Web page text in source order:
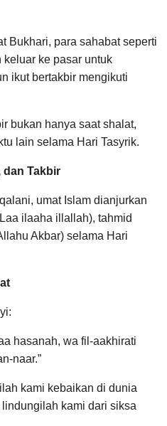
Bukhari, para sahabat seperti
keluar ke pasar untuk
ikut bertakbir mengikuti
bukan hanya saat shalat,
lain selama Hari Tasyrik.
dan Takbir
umat Islam dianjurkan
ilaaha illallah), tahmid
Akbar) selama Hari
hasanah, wa fil-aakhirati
naar.”
kami kebaikan di dunia
kami dari siksa